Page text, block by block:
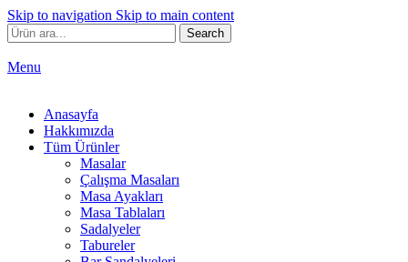
Skip to navigation Skip to main content
Search
Menu
Anasayfa
Hakkımızda
Tüm Ürünler
Masalar
Çalışma Masaları
Masa Ayakları
Masa Tablaları
Sadalyeler
Tabureler